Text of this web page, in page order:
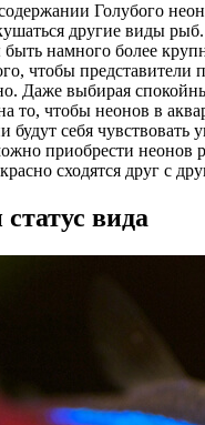
Голубого
другие виды
намного более
чтобы представители
Даже выбирая
то, чтобы неонов в
будут себя чувствовать
приобрести неонов
сходятся друг с
вида